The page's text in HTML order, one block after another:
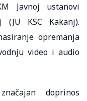
Javnoj ustanovi
(JU KSC Kakanj).
opremanja
video i audio
doprinos